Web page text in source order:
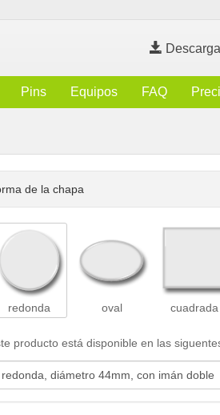
Pins Equipos FAQ
de la chapa
redonda oval cuadrada
producto está disponible en las